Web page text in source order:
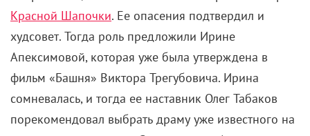
Что же касается Андрея Соколова, то он был рад
уже тому, что проведет лето на море:
«Это было как раз после первого курса в
Щукинском училище, мои сокурсники учебное
здание мыли, красили, наводили порядок, а я